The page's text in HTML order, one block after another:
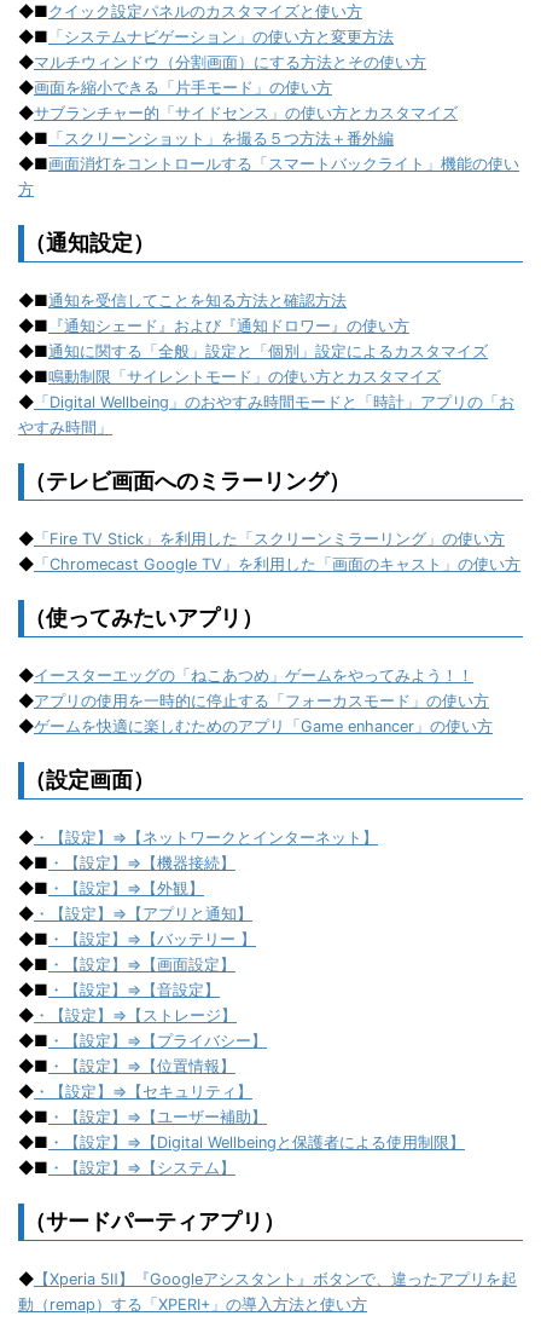
◆■クイック設定パネルのカスタマイズと使い方
◆■ 「システムナビゲーション」の使い方と変更方法
◆マルチウィンドウ（分割画面）にする方法とその使い方
◆画面を縮小できる「片手モード」の使い方
◆サブランチャー的「サイドセンス」の使い方とカスタマイズ
◆■ 「スクリーンショット」を撮る５つ方法＋番外編
◆■画面消灯をコントロールする「スマートバックライト」機能の使い
方
（通知設定）
◆■通知を受信してことを知る方法と確認方法
◆■ 『通知シェード』および『通知ドロワー』の使い方
◆■通知に関する「全般」設定と「個別」設定によるカスタマイズ
◆■鳴動制限「サイレントモード」の使い方とカスタマイズ
◆ 「Digital Wellbeing」のおやすみ時間モードと「時計」アプリの「お
やすみ時間」
（テレビ画面へのミラーリング）
◆ 「Fire TV Stick」を利用した「スクリーンミラーリング」の使い方
◆ 「Chromecast Google TV」を利用した「画面のキャスト」の使い方
（使ってみたいアプリ）
◆イースターエッグの「ねこあつめ」ゲームをやってみよう！！
◆アプリの使用を一時的に停止する「フォーカスモード」の使い方
◆ゲームを快適に楽しむためのアプリ「Game enhancer」の使い方
（設定画面）
◆ ・【設定】⇒【ネットワークとインターネット】
◆■ ・【設定】⇒【機器接続】
◆■ ・【設定】⇒【外観】
◆ ・【設定】⇒【アプリと通知】
◆■ ・【設定】⇒【バッテリー 】
◆■ ・【設定】⇒【画面設定】
◆■ ・【設定】⇒【音設定】
◆ ・【設定】⇒【ストレージ】
◆■ ・【設定】⇒【プライバシー】
◆■ ・【設定】⇒【位置情報】
◆ ・【設定】⇒【セキュリティ】
◆■ ・【設定】⇒【ユーザー補助】
◆■ ・【設定】⇒【Digital Wellbeingと保護者による使用制限】
◆■ ・【設定】⇒【システム】
（サードパーティアプリ）
◆ 【Xperia 5Ⅱ】『Googleアシスタント』ボタンで、違ったアプリを起
動（remap）する「XPERI+」の導入方法と使い方